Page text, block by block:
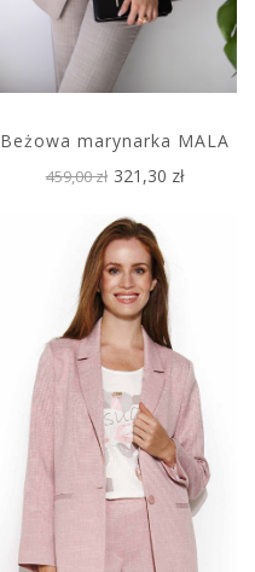
Beżowa marynarka MALA
459,00 zł 321,30 zł